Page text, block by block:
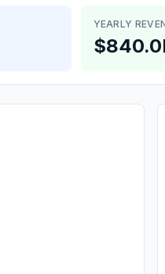
YEARLY